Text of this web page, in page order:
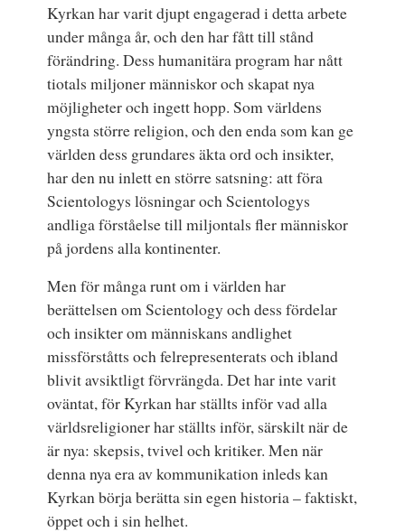
Kyrkan har varit djupt engagerad i detta arbete
under många år, och den har fått till stånd
förändring. Dess humanitära program har nått
tiotals miljoner människor och skapat nya
möjligheter och ingett hopp. Som världens
yngsta större religion, och den enda som kan ge
världen dess grundares äkta ord och insikter,
har den nu inlett en större satsning: att föra
Scientologys lösningar och Scientologys
andliga förståelse till miljontals fler människor
på jordens alla kontinenter.
Men för många runt om i världen har
berättelsen om Scientology och dess fördelar
och insikter om människans andlighet
missförståtts och felrepresenterats och ibland
blivit avsiktligt förvrängda. Det har inte varit
oväntat, för Kyrkan har ställts inför vad alla
världsreligioner har ställts inför, särskilt när de
är nya: skepsis, tvivel och kritiker. Men när
denna nya era av kommunikation inleds kan
Kyrkan börja berätta sin egen historia – faktiskt,
öppet och i sin helhet.